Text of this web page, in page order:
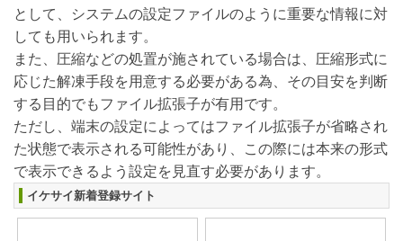
として、システムの設定ファイルのように重要な情報に対
しても用いられます。
また、圧縮などの処置が施されている場合は、圧縮形式に
応じた解凍手段を用意する必要がある為、その目安を判断
する目的でもファイル拡張子が有用です。
ただし、端末の設定によってはファイル拡張子が省略され
た状態で表示される可能性があり、この際には本来の形式
で表示できるよう設定を見直す必要があります。
イケサイ新着登録サイト